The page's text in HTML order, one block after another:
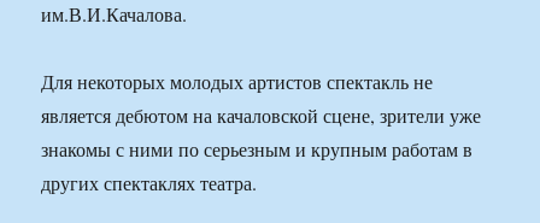
им.В.И.Качалова.
Для некоторых молодых артистов спектакль не
является дебютом на качаловской сцене, зрители уже
знакомы с ними по серьезным и крупным работам в
других спектаклях театра.